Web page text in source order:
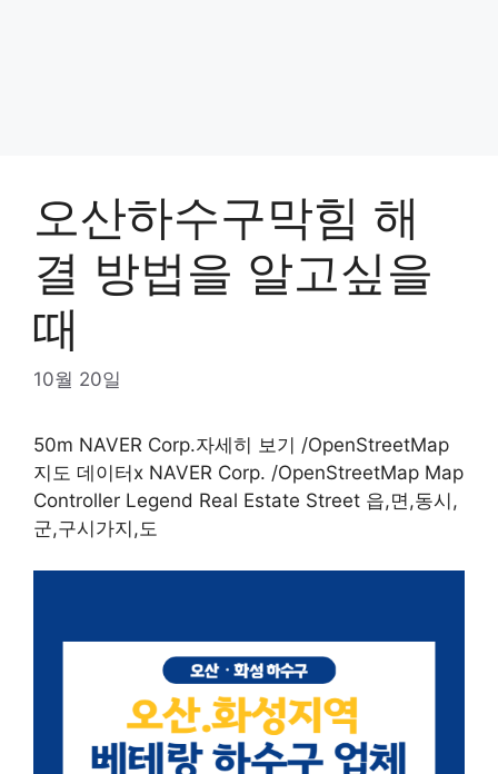
오산하수구막힘 해
결 방법을 알고싶을
때
10월 20일
50m NAVER Corp.자세히 보기 /OpenStreetMap
지도 데이터x NAVER Corp. /OpenStreetMap Map
Controller Legend Real Estate Street 읍,면,동시,
군,구시가지,도